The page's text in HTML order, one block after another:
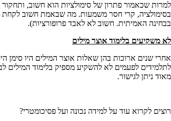
למרות שכאמור פתרון של סימולציות הוא חשוב, ותחקור
בסימולציה, קרי חסר משמעות. מה שבאמת חשוב לקחת
בבחינה האמיתית. חשוב לא לאבד פרופורציות).
לא משקיעים בלימוד אוצר מילים
אחרי שנים ארוכות בהן שאלות אוצר המילים היו סימן
לתלמידים לפעמים לא להשקיע מספיק בלימוד המילים
מאוד ניתן לגישור.
רוצים לקרוא עוד על למידה נכונה ועל פסיכומטרי?